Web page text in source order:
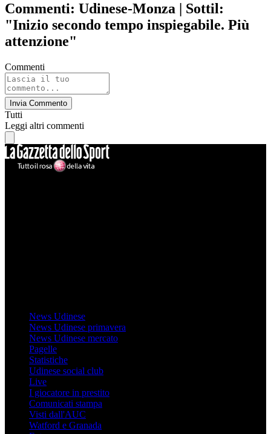
Commenti: Udinese-Monza | Sottil:
"Inizio secondo tempo inspiegabile. Più
attenzione"
Commenti
Invia Commento
Tutti
Leggi altri commenti
News Udinese
News Udinese primavera
News Udinese mercato
Pagelle
Statistiche
Udinese social club
Live
I giocatore in prestito
Comunicati stampa
Visti dall'AUC
Watford e Granada